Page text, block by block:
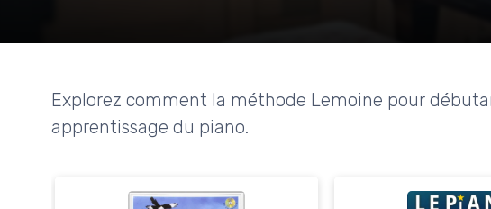
Explorez comment la méthode Lemoine pour
apprentissage du piano.